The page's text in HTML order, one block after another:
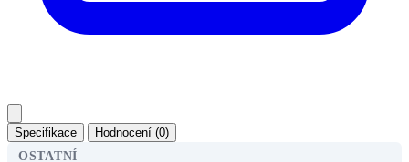
Specifikace
Hodnocení (0)
OSTATNÍ